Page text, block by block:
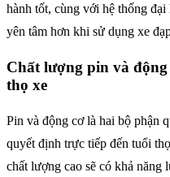
hành tốt, cùng với hệ thống
yên tâm hơn khi sử dụng xe
Chất lượng pin và
thọ xe
Pin và động cơ là hai bộ phận
quyết định trực tiếp đến tuổi
chất lượng cao sẽ có khả